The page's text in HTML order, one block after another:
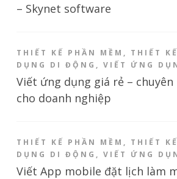
– Skynet software
THIẾT KẾ PHẦN MỀM , THIẾT
DỤNG DI ĐỘNG , VIẾT ỨNG
Viết ứng dụng giá rẻ – chuyên
cho doanh nghiệp
THIẾT KẾ PHẦN MỀM , THIẾT
DỤNG DI ĐỘNG , VIẾT ỨNG
Viết App mobile đặt lịch làm